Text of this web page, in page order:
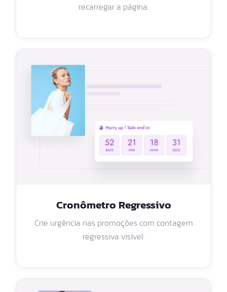
recarregar a página.
Cronômetro Regressivo
Crie urgência nas promoções com contagem
regressiva visível.